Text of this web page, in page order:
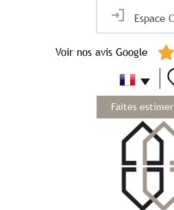
Espace
Voir nos avis Google
Faites